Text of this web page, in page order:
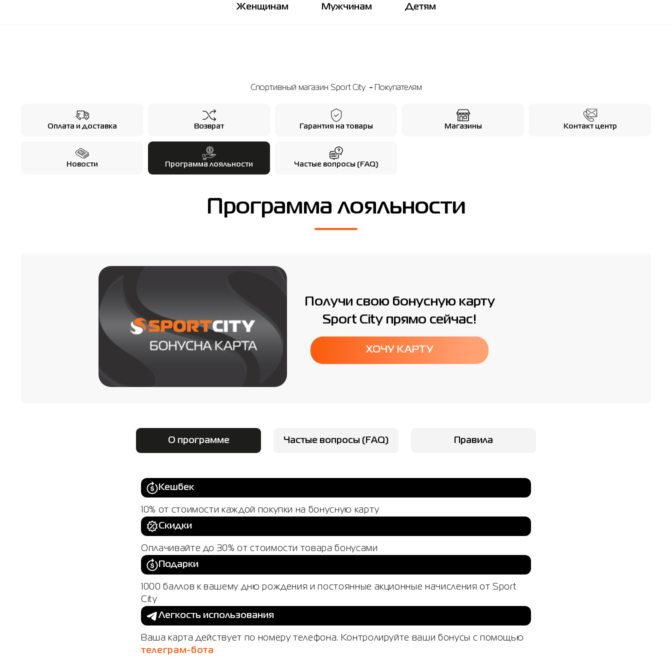
Женщинам Мужчинам Детям
Спортивный магазин Sport City Покупателям
Оплата и доставка Возврат Гарантия на товары Магазины Контакт центр
Новости Программа лояльности Частые вопросы (FAQ)
Программа лояльности
Получи свою бонусную карту
Sport City прямо сейчас!
ХОЧУ КАРТУ
О программе Частые вопросы (FAQ) Правила
Кешбек
10% от стоимости каждой покупки на бонусную карту
Скидки
Оплачивайте до 30% от стоимости товара бонусами
Подарки
1000 баллов к вашему дню рождения и постоянные акционные начисления от Sport
City
Легкость использования
Ваша карта действует по номеру телефона. Контролируйте ваши бонусы с помощью
телеграм-бота